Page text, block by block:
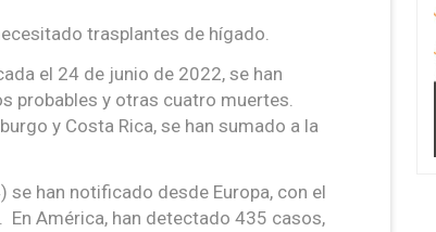
trasplantes de hígado.
el 24 de junio de 2022, se han
probables y otras cuatro muertes.
y Costa Rica, se han sumado a la
han notificado desde Europa, con el
En América, han detectado 435 casos,